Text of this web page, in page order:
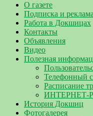
О газете
Подписка и реклама
Работа в Докшицах
Контакты
Объявления
Видео
Полезная
Телефонный
Расписание
ИНТЕРНЕТ-
История Докшиц
Фотогалерея